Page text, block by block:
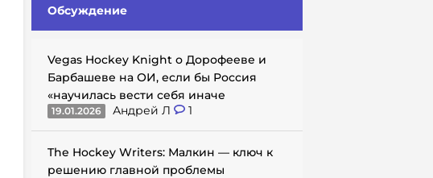
Обсуждение
Vegas Hockey Knight о Дорофееве и
Барбашеве на ОИ, если бы Россия
«научилась вести себя иначе
19.01.2026 Андрей Л 1
The Hockey Writers: Малкин — ключ к
решению главной проблемы